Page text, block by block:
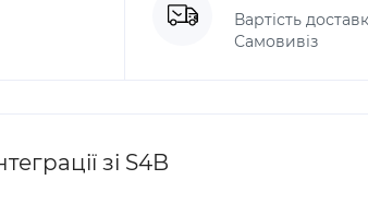
Вартість
Самовивіз
зі S4B